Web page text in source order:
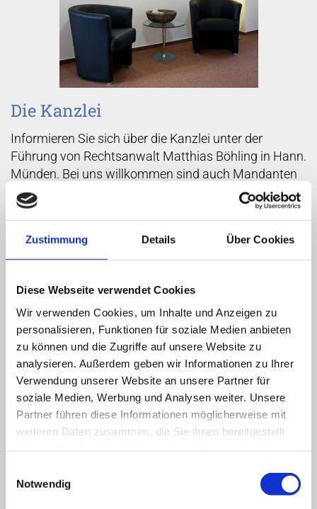
Zustimmung Details Über Cookies
Diese Webseite verwendet Cookies
Wir verwenden Cookies, um Inhalte und Anzeigen zu
personalisieren, Funktionen für soziale Medien anbieten
zu können und die Zugriffe auf unsere Website zu
analysieren. Außerdem geben wir Informationen zu Ihrer
Verwendung unserer Website an unsere Partner für
soziale Medien, Werbung und Analysen weiter. Unsere
Partner führen diese Informationen möglicherweise mit
weiteren Daten zusammen, die Sie ihnen bereitgestellt
Notwendig
Die Kanzlei
Informieren Sie sich über die Kanzlei unter der
Führung von Rechtsanwalt Matthias Böhling in Hann.
Münden. Bei uns willkommen sind auch Mandanten
und Anfragen aus Reinhardshagen und
Witzenhausen. Profitieren Sie von unserer Erfahrung
Mehr erfahren